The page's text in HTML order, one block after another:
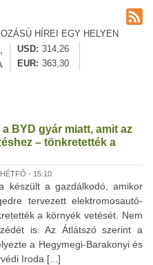
HÍREI EGY HELYEN
USD
314,26
EUR
363,30
BYD gyár miatt, amit az
– tönkretették a
- 15:10
készült a gazdálkodó, amikor
tervezett elektromosautó-
a környék vetését. Nem
is. Az Átlátszó szerint a
a Hegymegi-Barakonyi és
Iroda [...]